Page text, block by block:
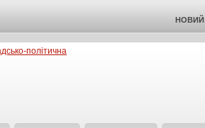
НОВИЙ